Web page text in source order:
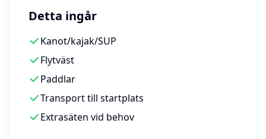
Detta ingår
Kanot/kajak/SUP
Flytväst
Paddlar
Transport till startplats
Extrasäten vid behov